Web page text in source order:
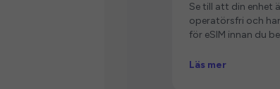
Se till att din enhet
operatörsfri och
för eSIM innan du
Läs mer